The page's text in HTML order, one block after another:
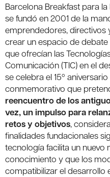
Barcelona Breakfast para
se fundó en 2001 de la
emprendedores, directivos
crear un espacio de
que ofrecían las
Comunicación (TIC) en el
se celebra el 15º
conmemorativo que
reencuentro de los
vez, un impulso para
retos y objetivos,
finalidades fundacionales
tecnología facilita un
conocimiento y que los
compatibilizar el desarrollo